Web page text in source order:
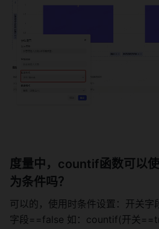
度量中，countif函数可以
为条件吗？
可以的，使用时条件设置：开关
字段==false 如：countif(开关